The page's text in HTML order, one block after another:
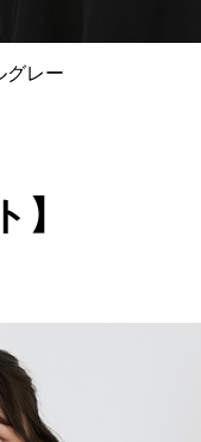
グレー
】